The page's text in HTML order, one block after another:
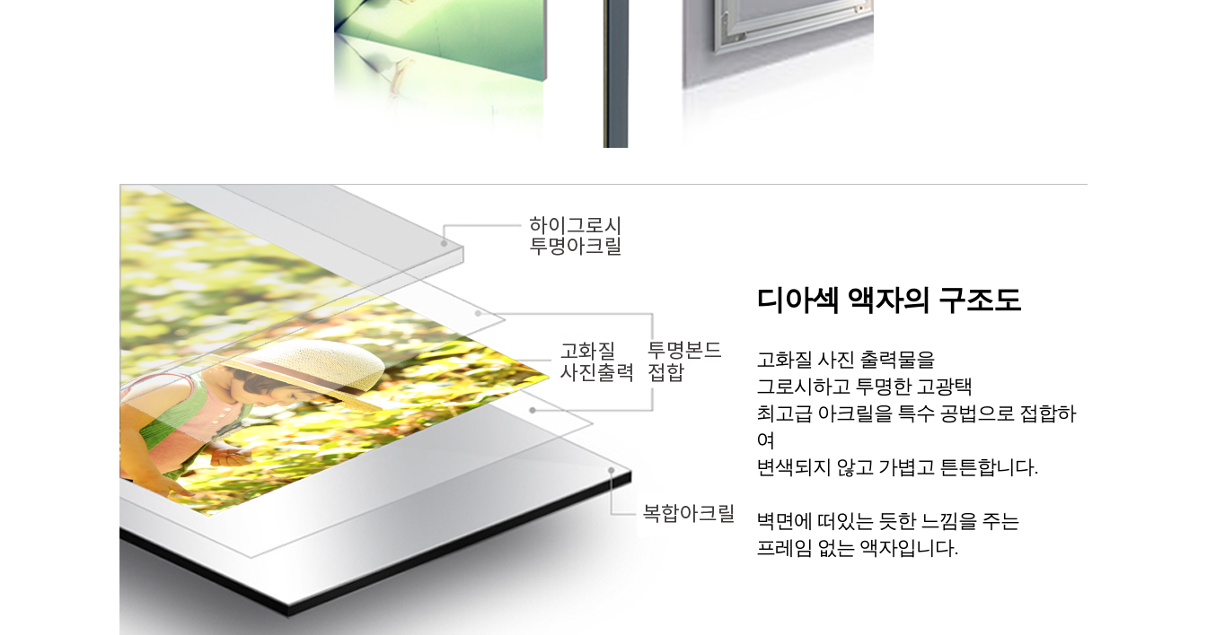
디아섹 액자의 구조도
고화질 사진 출력물을
그로시하고 투명한 고광택
최고급 아크릴을 특수 공법으로 접합하
여
변색되지 않고 가볍고 튼튼합니다.
벽면에 떠있는 듯한 느낌을 주는
프레임 없는 액자입니다.